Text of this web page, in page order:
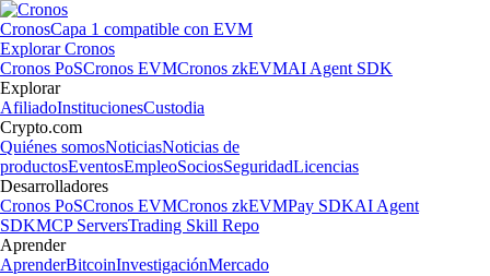
CronosCapa 1 compatible con EVM
Explorar Cronos
Cronos PoSCronos EVMCronos zkEVMAI Agent SDK
Explorar
AfiliadoInstitucionesCustodia
Crypto.com
Quiénes somosNoticiasNoticias de
productosEventosEmpleoSociosSeguridadLicencias
Desarrolladores
Cronos PoSCronos EVMCronos zkEVMPay SDKAI Agent
SDKMCP ServersTrading Skill Repo
Aprender
AprenderBitcoinInvestigaciónMercado